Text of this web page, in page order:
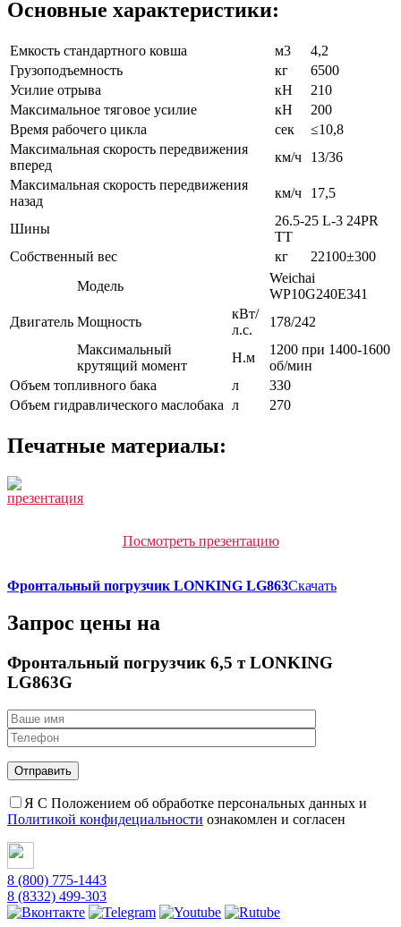
Основные характеристики:
Емкость стандартного ковша м3
4,2
Грузоподъемность
кг
6500
Усилие отрыва
кН
210
Максимальное тяговое усилие
кН
200
Время рабочего цикла
сек
≤10,8
Максимальная скорость передвижения
вперед
км/ч
13/36
Максимальная скорость передвижения
назад
км/ч 17,5
Шины
26.5-25 L-3 24PR
TT
Собственный вес
кг 22100±300
Двигатель
Модель
Weichai
WP10G240E341
Мощность
кВт/
л.с.
178/242
Максимальный
крутящий момент
Н.м
1200 при 1400-1600
об/мин
Объем топливного бака
л
330
Объем гидравлического маслобака л 270
Печатные материалы:
Посмотреть презентацию
Фронтальный погрузчик LONKING LG863Скачать
Запрос цены на
Фронтальный погрузчик 6,5 т LONKING
LG863G
Я С Положением об обработке персональных данных и
Политикой конфидециальности ознакомлен и согласен
8 (800) 775-1443
8 (8332) 499-303